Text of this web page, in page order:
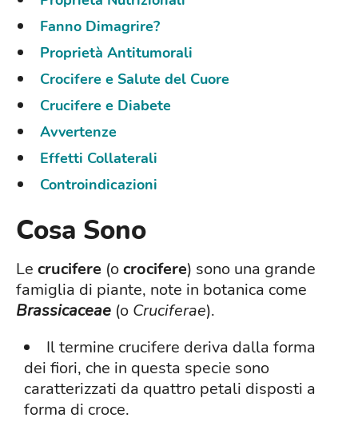
Fanno Dimagrire?
Proprietà Antitumorali
Crocifere e Salute del Cuore
Crucifere e Diabete
Avvertenze
Effetti Collaterali
Controindicazioni
Cosa Sono
Le crucifere (ocrocifere) sono una grande
famiglia di piante, note in botanica come
Brassicaceae (o Cruciferae).
Il termine crucifere deriva dalla forma
dei fiori, che in questa specie sono
caratterizzati da quattro petali disposti a
forma di croce.